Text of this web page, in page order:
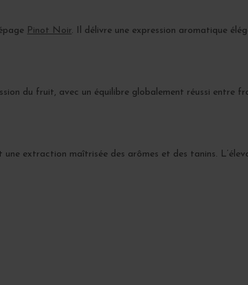
Pinot Noir. Il délivre une expression aromatique
du fruit, avec un équilibre globalement réussi entre
extraction maîtrisée des arômes et des tanins.